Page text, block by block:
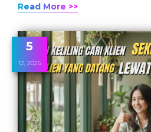
Read More >>
5
12, 2025